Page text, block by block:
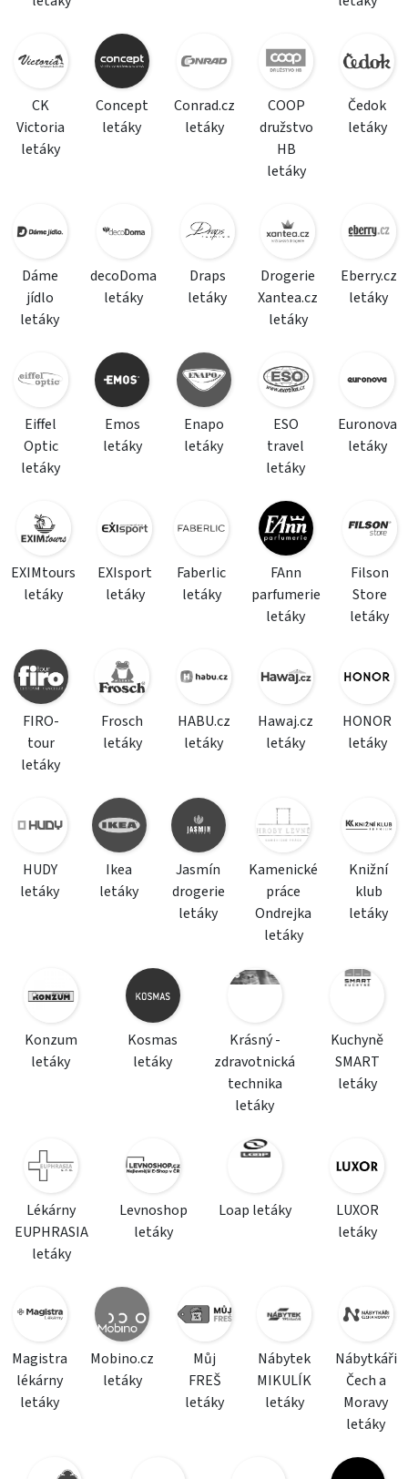
CK
Victoria
letáky
Concept
letáky
Conrad.cz
letáky
COOP
družstvo
HB
letáky
Čedok
letáky
Dáme
jídlo
letáky
decoDoma
letáky
Draps
letáky
Drogerie
Xantea.cz
letáky
Eberry.cz
letáky
Eiffel
Optic
letáky
Emos
letáky
Enapo
letáky
ESO
travel
letáky
Euronova
letáky
EXIMtours
letáky
EXIsport
letáky
Faberlic
letáky
FAnn
parfumerie
letáky
Filson
Store
letáky
FIRO-
tour
letáky
Frosch
letáky
HABU.cz
letáky
Hawaj.cz
letáky
HONOR
letáky
HUDY
letáky
Ikea
letáky
Jasmín
drogerie
letáky
Kamenické
práce
Ondrejka
letáky
Knižní
klub
letáky
Konzum
letáky
Kosmas
letáky
Krásný -
zdravotnická
technika
letáky
Kuchyně
SMART
letáky
Lékárny
EUPHRASIA
letáky
Levnoshop
letáky
Loap letáky
LUXOR
letáky
Magistra
lékárny
letáky
Mobino.cz
letáky
Můj
FREŠ
letáky
Nábytek
MIKULÍK
letáky
Nábytkáři
Čech a
Moravy
letáky